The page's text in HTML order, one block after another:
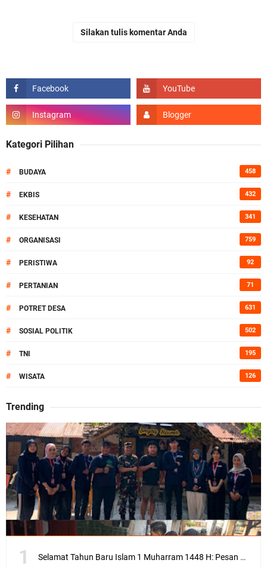
Silakan tulis komentar Anda
Kategori Pilihan
# BUDAYA 458
# EKBIS 432
# KESEHATAN 341
# ORGANISASI 759
# PERISTIWA 92
# PERTANIAN 71
# POTRET DESA 631
# SOSIAL POLITIK 502
# TNI 195
# WISATA 126
Trending
Selamat Tahun Baru Islam 1 Muharram 1448 H: Pesan Hijrah Drs. H. Husnul Aqib, M.M. untuk Negeri